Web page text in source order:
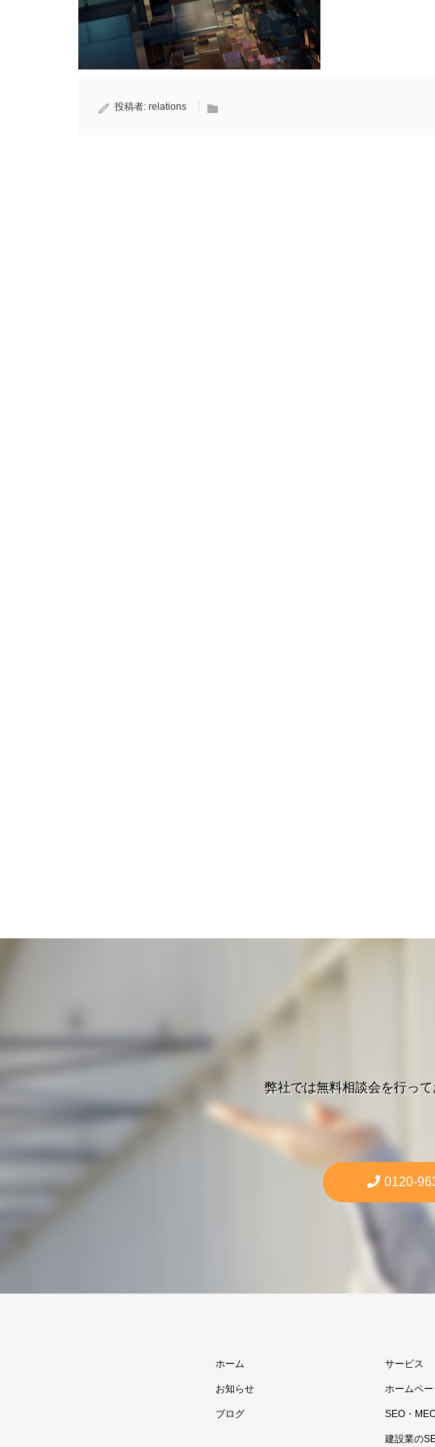
投稿者: relations
弊社では無料相談会を行っ
0120-
ホーム
お知らせ
ブログ
サービス
ホームペ
SEO・
建設業の